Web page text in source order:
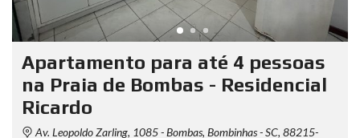
Apartamento para até 4 pessoas
na Praia de Bombas - Residencial
Ricardo
Av. Leopoldo Zarling, 1085 - Bombas, Bombinhas - SC, 88215-